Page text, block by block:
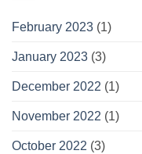
February 2023 (1)
January 2023 (3)
December 2022 (1)
November 2022 (1)
October 2022 (3)